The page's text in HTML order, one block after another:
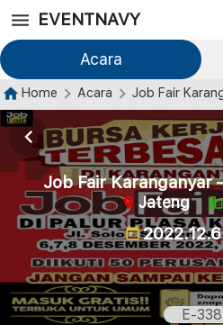
EVENTNAVY
Acara
Home Acara Job Fair Karanganyar –
Job Fair Karanganyar
Jateng
E-338